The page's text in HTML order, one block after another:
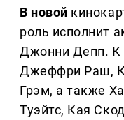
В новой
роль исполнит
Джонни Депп. К
Джеффри Раш,
Грэм, а также
Туэйтс, Кая